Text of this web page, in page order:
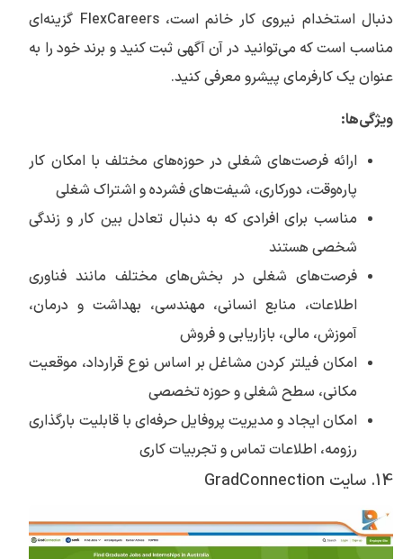
دنبال استخدام نیروی کار خانم است، FlexCareers گزینه‌ای
مناسب است که می‌توانید در آن آگهی ثبت کنید و برند خود را به
عنوان یک کارفرمای پیشرو معرفی کنید.
ویژگی‌ها:
ارائه فرصت‌های شغلی در حوزه‌های مختلف با امکان کار
پاره‌وقت، دورکاری، شیفت‌های فشرده و اشتراک شغلی
مناسب برای افرادی که به دنبال تعادل بین کار و زندگی
شخصی هستند
فرصت‌های شغلی در بخش‌های مختلف مانند فناوری
اطلاعات، منابع انسانی، مهندسی، بهداشت و درمان،
آموزش، مالی، بازاریابی و فروش
امکان فیلتر کردن مشاغل بر اساس نوع قرارداد، موقعیت
مکانی، سطح شغلی و حوزه تخصصی
امکان ایجاد و مدیریت پروفایل حرفه‌ای با قابلیت بارگذاری
رزومه، اطلاعات تماس و تجربیات کاری
14. سایت GradConnection